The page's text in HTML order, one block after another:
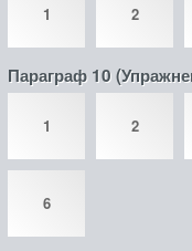
1 2
Параграф 10
1 2
6